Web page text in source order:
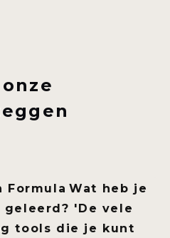
Formula Wat heb je
geleerd? 'De vele
tools die je kunt